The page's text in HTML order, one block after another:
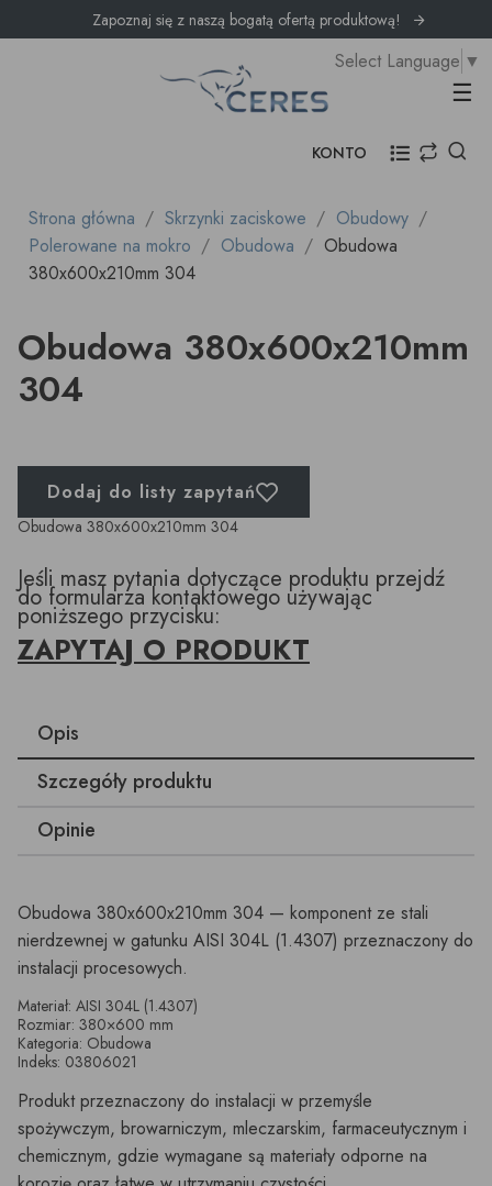
Zapoznaj się z naszą bogatą ofertą produktową!
☰
Select Language ▼
KONTO
Strona główna Skrzynki zaciskowe
Obudowy
Polerowane na mokro
Obudowa
Obudowa
380x600x210mm 304
Obudowa 380x600x210mm
304
Dodaj do listy zapytań
Obudowa 380x600x210mm 304
Jeśli masz pytania dotyczące produktu przejdź
do formularza kontaktowego używając
poniższego przycisku:
ZAPYTAJ O PRODUKT
Opis
Szczegóły produktu
Opinie
Obudowa 380x600x210mm 304 — komponent ze stali
nierdzewnej w gatunku AISI 304L (1.4307) przeznaczony do
instalacji procesowych.
Materiał: AISI 304L (1.4307)
Rozmiar: 380×600 mm
Kategoria: Obudowa
Indeks: 03806021
Produkt przeznaczony do instalacji w przemyśle
spożywczym, browarniczym, mleczarskim, farmaceutycznym i
chemicznym, gdzie wymagane są materiały odporne na